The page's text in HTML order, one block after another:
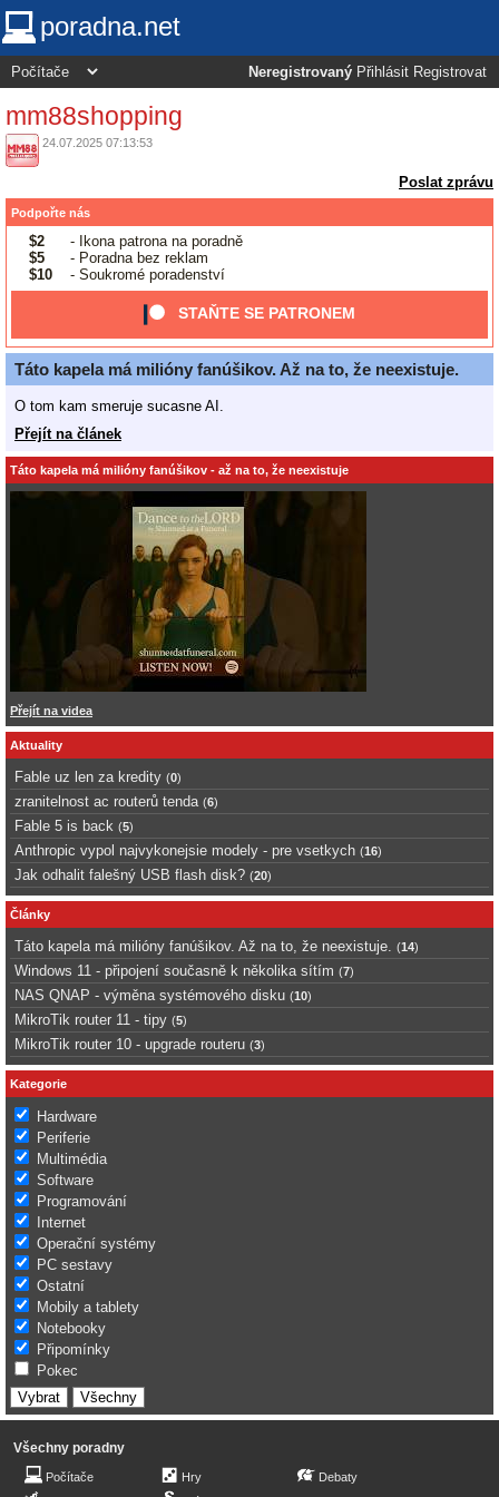
poradna.net
Neregistrovaný Přihlásit Registrovat
mm88shopping
24.07.2025 07:13:53
Poslat zprávu
Podpořte nás
$2
- Ikona patrona na poradně
$5
- Poradna bez reklam
$10
- Soukromé poradenství
STAŇTE SE PATRONEM
Táto kapela má milióny fanúšikov. Až na to, že neexistuje.
O tom kam smeruje sucasne AI.
Přejít na článek
Táto kapela má milióny fanúšikov - až na to, že neexistuje
Přejít na videa
Aktuality
Fable uz len za kredity (0)
zranitelnost ac routerů tenda (6)
Fable 5 is back (5)
Anthropic vypol najvykonejsie modely - pre vsetkych (16)
Jak odhalit falešný USB flash disk? (20)
Články
Táto kapela má milióny fanúšikov. Až na to, že neexistuje. (14)
Windows 11 - připojení současně k několika sítím (7)
NAS QNAP - výměna systémového disku (10)
MikroTik router 11 - tipy (5)
MikroTik router 10 - upgrade routeru (3)
Kategorie
Hardware
Periferie
Multimédia
Software
Programování
Internet
Operační systémy
PC sestavy
Ostatní
Mobily a tablety
Notebooky
Připomínky
Pokec
Všechny poradny
Počítače
Hry
Debaty